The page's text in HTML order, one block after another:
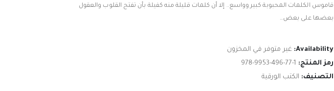
قاموس الكلمات المحبوبة كبير وواسع‮.. ‬إلا أن كلمات قليلة منه كفيلة بأن تفتح القلوب والعقول
بعضها على بعض‮…‬
Availability: غير متوفر في المخزون
رمز المنتج: 978-9953-496-77-1
التصنيف: الكتب الورقية